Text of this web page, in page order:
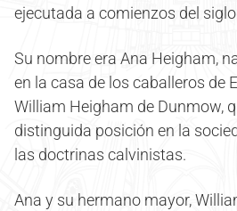
ejecutada a comienzos del siglo
Su nombre era Ana Heigham,
en la casa de los caballeros de
William Heigham de Dunmow,
distinguida posición en la
las doctrinas calvinistas.
Ana y su hermano mayor,